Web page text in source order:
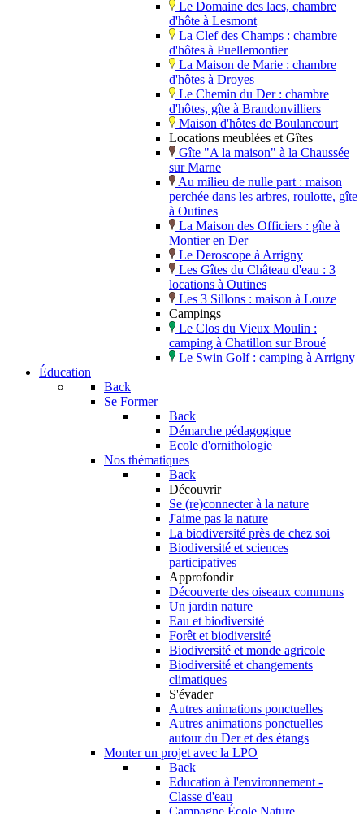
Le Domaine des lacs, chambre
d'hôte à Lesmont
La Clef des Champs : chambre
d'hôtes à Puellemontier
La Maison de Marie : chambre
d'hôtes à Droyes
Le Chemin du Der : chambre
d'hôtes, gîte à Brandonvilliers
Maison d'hôtes de Boulancourt
Locations meublées et Gîtes
Gîte "A la maison" à la Chaussée
sur Marne
Au milieu de nulle part : maison
perchée dans les arbres, roulotte, gîte
à Outines
La Maison des Officiers : gîte à
Montier en Der
Le Deroscope à Arrigny
Les Gîtes du Château d'eau : 3
locations à Outines
Les 3 Sillons : maison à Louze
Campings
Le Clos du Vieux Moulin :
camping à Chatillon sur Broué
Le Swin Golf : camping à Arrigny
Éducation
Back
Se Former
Back
Démarche pédagogique
Ecole d'ornithologie
Nos thématiques
Back
Découvrir
Se (re)connecter à la nature
J'aime pas la nature
La biodiversité près de chez soi
Biodiversité et sciences
participatives
Approfondir
Découverte des oiseaux communs
Un jardin nature
Eau et biodiversité
Forêt et biodiversité
Biodiversité et monde agricole
Biodiversité et changements
climatiques
S'évader
Autres animations ponctuelles
Autres animations ponctuelles
autour du Der et des étangs
Monter un projet avec la LPO
Back
Education à l'environnement -
Classe d'eau
Campagne École Nature